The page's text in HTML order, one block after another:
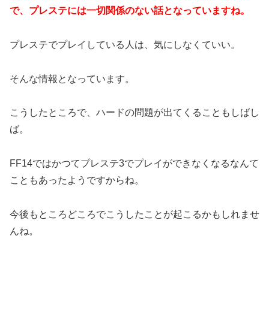
で、プレステには一切関係のない話となっていますね。
プレステでプレイしている人は、気にしなくていい。
そんな情報となっています。
こうしたところで、ハードの問題が出てくることもしばし
ば。
FF14ではかつてプレステ3でプレイができなくなるなんて
こともあったようですからね。
今後もところどころでこうしたことが起こるかもしれませ
んね。